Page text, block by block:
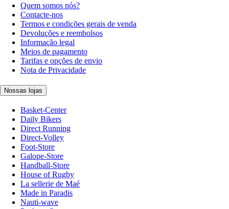
Quem somos nós?
Contacte-nos
Termos e condições gerais de venda
Devoluções e reembolsos
Informação legal
Meios de pagamento
Tarifas e opções de envio
Nota de Privacidade
Nossas lojas
Basket-Center
Daily Bikers
Direct Running
Direct-Volley
Foot-Store
Galope-Store
Handball-Store
House of Rugby
La sellerie de Maé
Made in Paradis
Nauti-wave